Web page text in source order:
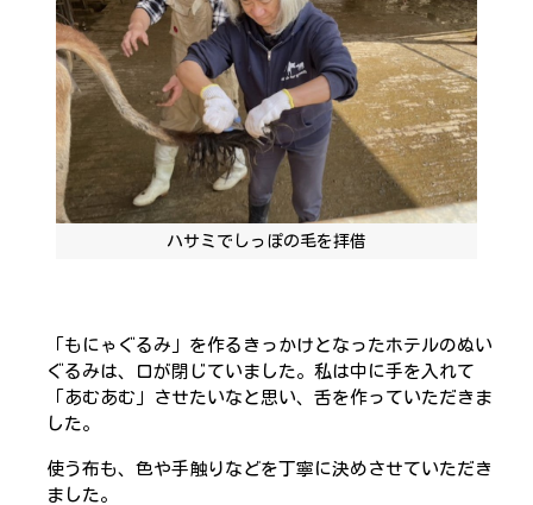
ハサミでしっぽの毛を拝借
「もにゃぐるみ」を作るきっかけとなったホテルのぬい
ぐるみは、口が閉じていました。私は中に手を入れて
「あむあむ」させたいなと思い、舌を作っていただきま
した。
使う布も、色や手触りなどを丁寧に決めさせていただき
ました。